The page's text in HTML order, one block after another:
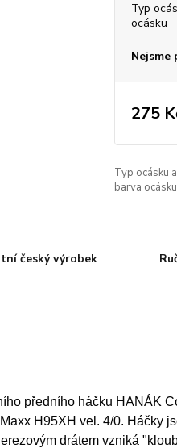
Typ
ocásku
Nejsme
275
Typ ocásku a
barva
český výrobek
předního háčku HANÁK
H95XH vel. 4/0. Háčky
drátem vzniká